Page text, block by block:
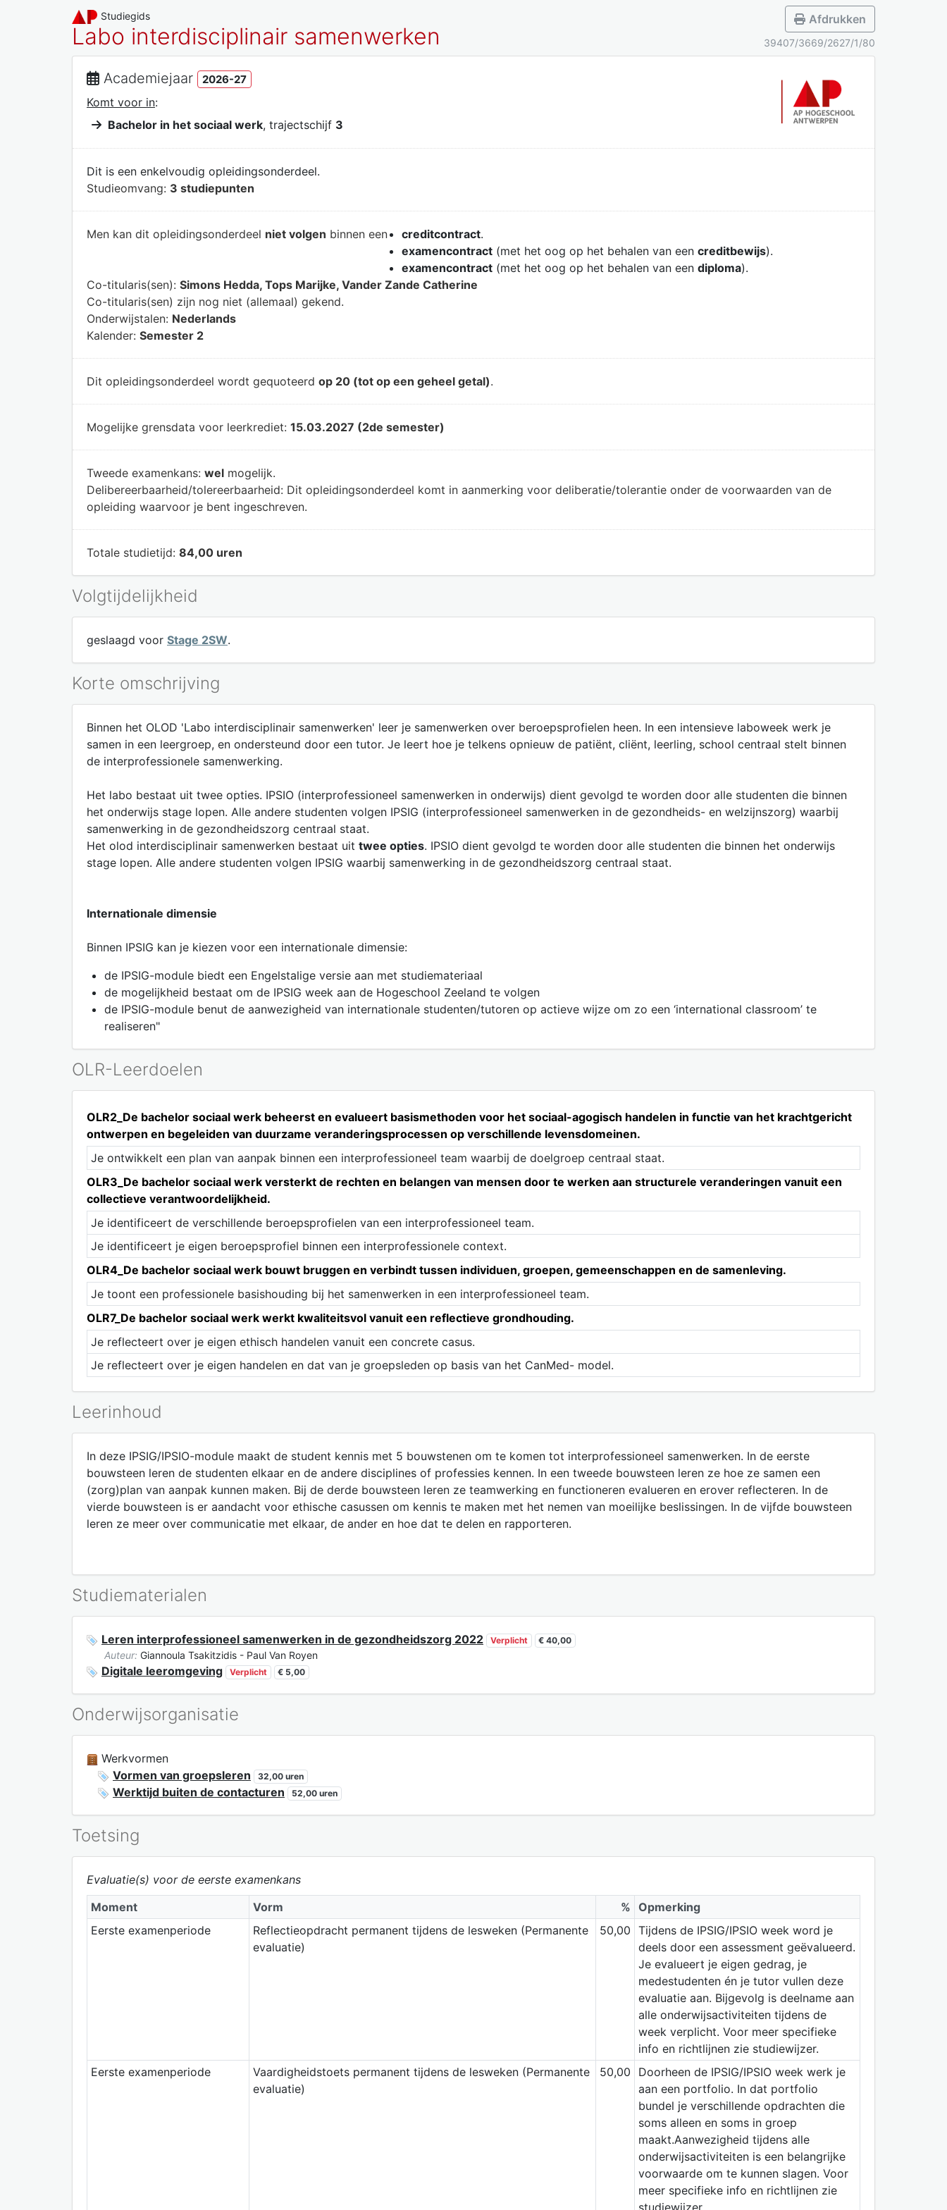
Studiegids
Labo interdisciplinair samenwerken
Afdrukken
39407/3669/2627/1/80
Academiejaar 2026-27
Komt voor in:
Bachelor in het sociaal werk, trajectschijf 3
Dit is een enkelvoudig opleidingsonderdeel.
Studieomvang: 3 studiepunten
Men kan dit opleidingsonderdeel niet volgen binnen een creditcontract.
examencontract (met het oog op het behalen van een creditbewijs).
examencontract (met het oog op het behalen van een diploma).
Co-titularis(sen): Simons Hedda, Tops Marijke, Vander Zande Catherine
Co-titularis(sen) zijn nog niet (allemaal) gekend.
Onderwijstalen: Nederlands
Kalender: Semester 2
Dit opleidingsonderdeel wordt gequoteerd op 20 (tot op een geheel getal).
Mogelijke grensdata voor leerkrediet: 15.03.2027 (2de semester)
Tweede examenkans: wel mogelijk.
Delibereerbaarheid/tolereerbaarheid: Dit opleidingsonderdeel komt in aanmerking voor deliberatie/tolerantie onder de voorwaarden van de
opleiding waarvoor je bent ingeschreven.
Totale studietijd: 84,00 uren
Volgtijdelijkheid
geslaagd voor Stage 2SW.
Korte omschrijving
Binnen het OLOD 'Labo interdisciplinair samenwerken' leer je samenwerken over beroepsprofielen heen. In een intensieve laboweek werk je
samen in een leergroep, en ondersteund door een tutor. Je leert hoe je telkens opnieuw de patiënt, cliënt, leerling, school centraal stelt binnen
de interprofessionele samenwerking.
Het labo bestaat uit twee opties. IPSIO (interprofessioneel samenwerken in onderwijs) dient gevolgd te worden door alle studenten die binnen
het onderwijs stage lopen. Alle andere studenten volgen IPSIG (interprofessioneel samenwerken in de gezondheids- en welzijnszorg) waarbij
samenwerking in de gezondheidszorg centraal staat.
Het olod interdisciplinair samenwerken bestaat uit twee opties. IPSIO dient gevolgd te worden door alle studenten die binnen het onderwijs
stage lopen. Alle andere studenten volgen IPSIG waarbij samenwerking in de gezondheidszorg centraal staat.
Internationale dimensie
Binnen IPSIG kan je kiezen voor een internationale dimensie:
de IPSIG-module biedt een Engelstalige versie aan met studiemateriaal
de mogelijkheid bestaat om de IPSIG week aan de Hogeschool Zeeland te volgen
de IPSIG-module benut de aanwezigheid van internationale studenten/tutoren op actieve wijze om zo een ‘international classroom’ te
realiseren"
OLR-Leerdoelen
OLR2_De bachelor sociaal werk beheerst en evalueert basismethoden voor het sociaal-agogisch handelen in functie van het krachtgericht
ontwerpen en begeleiden van duurzame veranderingsprocessen op verschillende levensdomeinen.
Je ontwikkelt een plan van aanpak binnen een interprofessioneel team waarbij de doelgroep centraal staat.
OLR3_De bachelor sociaal werk versterkt de rechten en belangen van mensen door te werken aan structurele veranderingen vanuit een
collectieve verantwoordelijkheid.
Je identificeert de verschillende beroepsprofielen van een interprofessioneel team.
Je identificeert je eigen beroepsprofiel binnen een interprofessionele context.
OLR4_De bachelor sociaal werk bouwt bruggen en verbindt tussen individuen, groepen, gemeenschappen en de samenleving.
Je toont een professionele basishouding bij het samenwerken in een interprofessioneel team.
OLR7_De bachelor sociaal werk werkt kwaliteitsvol vanuit een reflectieve grondhouding.
Je reflecteert over je eigen ethisch handelen vanuit een concrete casus.
Je reflecteert over je eigen handelen en dat van je groepsleden op basis van het CanMed- model.
Leerinhoud
In deze IPSIG/IPSIO-module maakt de student kennis met 5 bouwstenen om te komen tot interprofessioneel samenwerken. In de eerste
bouwsteen leren de studenten elkaar en de andere disciplines of professies kennen. In een tweede bouwsteen leren ze hoe ze samen een
(zorg)plan van aanpak kunnen maken. Bij de derde bouwsteen leren ze teamwerking en functioneren evalueren en erover reflecteren. In de
vierde bouwsteen is er aandacht voor ethische casussen om kennis te maken met het nemen van moeilijke beslissingen. In de vijfde bouwsteen
leren ze meer over communicatie met elkaar, de ander en hoe dat te delen en rapporteren.
Studiematerialen
Leren interprofessioneel samenwerken in de gezondheidszorg 2022 Verplicht € 40,00
Auteur: Giannoula Tsakitzidis - Paul Van Royen
Digitale leeromgeving Verplicht € 5,00
Onderwijsorganisatie
Werkvormen
Vormen van groepsleren
32,00 uren
Werktijd buiten de contacturen 52,00 uren
Toetsing
Evaluatie(s) voor de eerste examenkans
Moment
Vorm % Opmerking
Eerste examenperiode
Reflectieopdracht permanent tijdens de lesweken (Permanente
evaluatie)
50,00 Tijdens de IPSIG/IPSIO week word je
deels door een assessment geëvalueerd.
Je evalueert je eigen gedrag, je
medestudenten én je tutor vullen deze
evaluatie aan. Bijgevolg is deelname aan
alle onderwijsactiviteiten tijdens de
week verplicht. Voor meer specifieke
info en richtlijnen zie studiewijzer.
Eerste examenperiode
Vaardigheidstoets permanent tijdens de lesweken (Permanente
evaluatie)
50,00
Doorheen de IPSIG/IPSIO week werk je
aan een portfolio. In dat portfolio
bundel je verschillende opdrachten die
soms alleen en soms in groep
maakt.Aanwezigheid tijdens alle
onderwijsactiviteiten is een belangrijke
voorwaarde om te kunnen slagen. Voor
meer specifieke info en richtlijnen zie
studiewijzer.